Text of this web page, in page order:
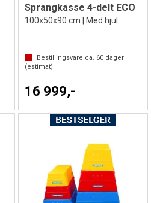
Sprangkasse 4-delt ECO
100x50x90 cm | Med hjul
Bestillingsvare ca. 60dager
(estimat)
16 999,-